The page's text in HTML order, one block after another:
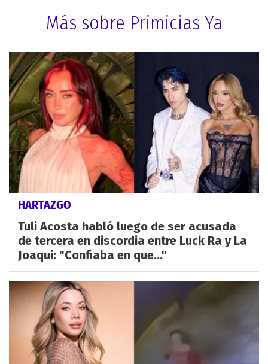
Más sobre Primicias Ya
HARTAZGO
Tuli Acosta habló luego de ser acusada
de tercera en discordia entre Luck Ra y La
Joaqui: "Confiaba en que..."